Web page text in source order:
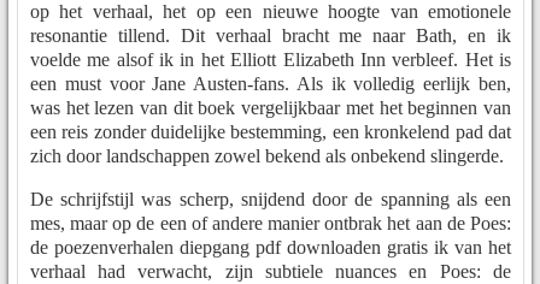
op het verhaal, het op een nieuwe hoogte van emotionele
resonantie tillend. Dit verhaal bracht me naar Bath, en ik
voelde me alsof ik in het Elliott Elizabeth Inn verbleef. Het is
een must voor Jane Austen-fans. Als ik volledig eerlijk ben,
was het lezen van dit boek vergelijkbaar met het beginnen van
een reis zonder duidelijke bestemming, een kronkelend pad dat
zich door landschappen zowel bekend als onbekend slingerde.
De schrijfstijl was scherp, snijdend door de spanning als een
mes, maar op de een of andere manier ontbrak het aan de Poes:
de poezenverhalen diepgang pdf downloaden gratis ik van het
verhaal had verwacht, zijn subtiele nuances en Poes: de